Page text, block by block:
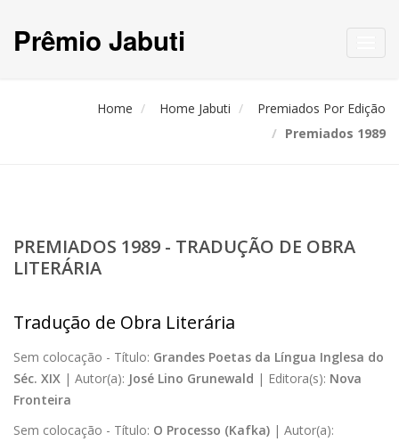
Prêmio Jabuti
Home Home Jabuti
Premiados Por Edição
Premiados 1989
PREMIADOS 1989 - TRADUÇÃO DE OBRA
LITERÁRIA
Tradução de Obra Literária
Sem colocação - Título: Grandes Poetas da Língua Inglesa do
Séc. XIX | Autor(a): José Lino Grunewald | Editora(s): Nova
Fronteira
Sem colocação - Título: O Processo (Kafka) | Autor(a):